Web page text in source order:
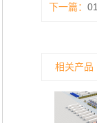
下一篇：
相关产品